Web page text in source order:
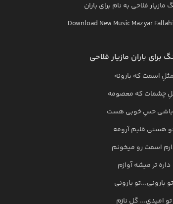
مازیار فلاحی به نام برای باران
Download New MusicMazyar Fallahi
برای باران مازیار فلاحی
مثلِ اسمت که بارونه
چشمات که معصومه
باشی حسِ خوبی هست
هستی قلبم آرومه
اسمت رو میخونم
داره تر میشه آوازم
تو بارونی...تو بارونی
تو امیدی... گلِ نازم